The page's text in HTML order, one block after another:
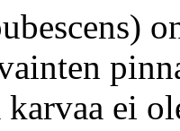
karvaa ei